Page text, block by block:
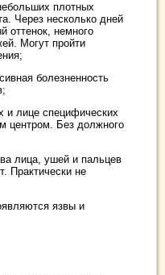
плотных
Через несколько дней
оттенок, немного
Могут пройти
болезненность
и лице специфических
центром. Без должного
лица, ушей и пальцев
Практически не
язвы и